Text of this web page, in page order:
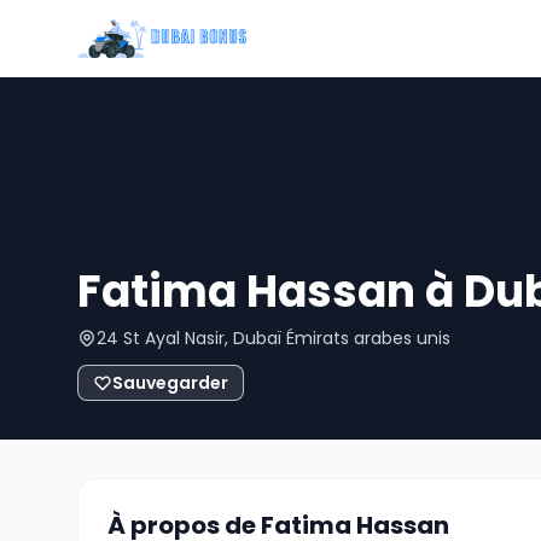
Fatima Hassan à
24 St Ayal Nasir, Dubaï Émirats arabes unis
Sauvegarder
À propos de Fatima Hassan